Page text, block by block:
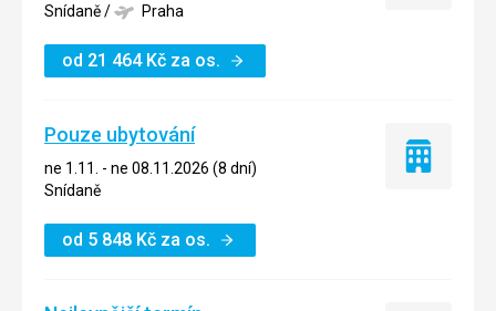
Snídaně/ Praha
od 21 464Kč za os.
Pouze ubytování
ne 1.11. - ne 08.11.2026 (8 dní)
Snídaně
od 5 848 Kč za os.
Pouze